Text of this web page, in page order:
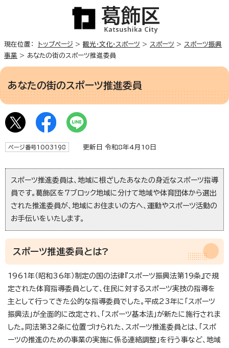
現在位置： トップページ > 観光・文化・スポーツ > スポーツ > スポーツ振興
事業 > あなたの街のスポーツ推進委員
あなたの街のスポーツ推進委員
ページ番号1003198 更新日 令和8年4月10日
スポーツ推進委員は、地域に根ざしたあなたの身近なスポーツ指導
員です。葛飾区を7ブロック地域に分けて地域や体育団体から選出
された推進委員が、地域にお住まいの方へ、運動やスポーツ活動の
お手伝いをいたします。
スポーツ推進委員とは?
1961年（昭和36年）制定の国の法律『スポーツ振興法第19条』で規
定された体育指導委員として、住民に対するスポーツ実技の指導を
主として行ってきた公的な指導委員でした。平成23年に「スポーツ
振興法」が全面的に改定され、「スポーツ基本法」が新たに施行されま
した。同法第32条に位置づけられた、スポーツ推進委員とは、「スポ
ーツの推進のための事業の実施に係る連絡調整」を行う事など、地域